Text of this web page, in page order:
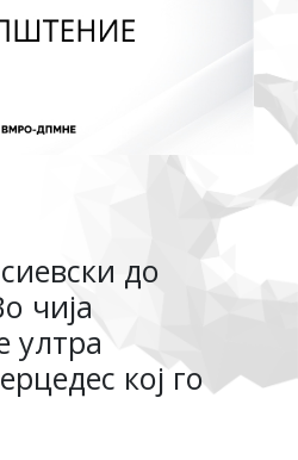
до
чија
ултра
кој го